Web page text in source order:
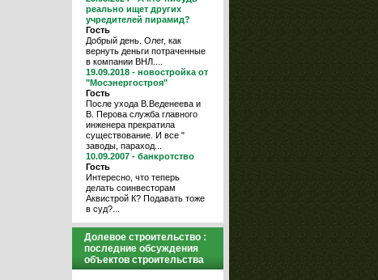
реально ищет других
учредителей пирамид?
Гость
Добрый день. Олег, как
вернуть деньги потраченные
в компании ВНЛ....
19.09.2018 - новостройка от
"Мосэнергостроя"
Гость
После ухода В.Веденеева и
В. Перова служба главного
инженера прекратила
существование. И все "
заводы, параход...
10.09.2007 - банкротство
Гость
Интересно, что теперь
делать соинвесторам
Аквистрой К? Подавать тоже
в суд?...
Долевое строительство :
последние обсуждения
объектов строительства